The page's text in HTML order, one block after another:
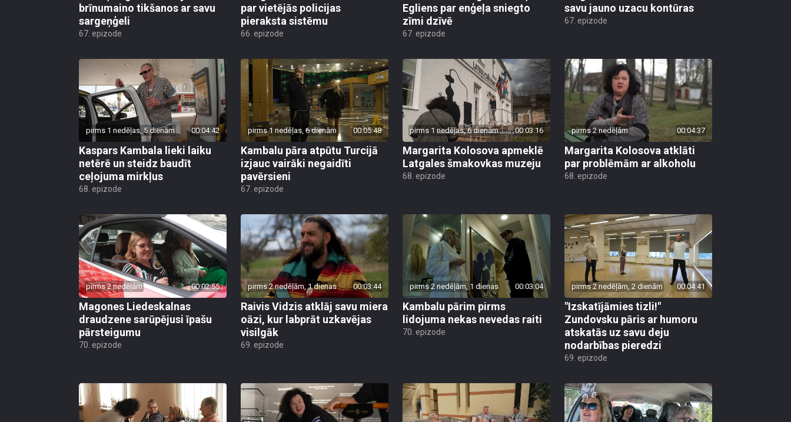
brīnumaino tikšanos ar savu
sargeņģeli
67. epizode
par vietējās policijas
pieraksta sistēmu
66. epizode
Egliens par enģeļa sniegto
zīmi dzīvē
67. epizode
savu jauno uzacu kontūras
67. epizode
pirms 1 nedēļas, 5 dienām 00:04:42
Kaspars Kambala lieki laiku
netērē un steidz baudīt
ceļojuma mirkļus
68. epizode
pirms 1 nedēļas, 6 dienām 00:05:48
Kambalu pāra atpūtu Turcijā
izjauc vairāki negaidīti
pavērsieni
67. epizode
pirms 1 nedēļas, 6 dienām 00:03:16
Margarita Kolosova apmeklē
Latgales šmakovkas muzeju
68. epizode
pirms 2 nedēļām 00:04:37
Margarita Kolosova atklāti
par problēmām ar alkoholu
68. epizode
pirms 2 nedēļām 00:02:55
Magones Liedeskalnas
draudzene sarūpējusi īpašu
pārsteigumu
70. epizode
pirms 2 nedēļām, 1 dienas 00:03:44
Raivis Vidzis atklāj savu miera
oāzi, kur labprāt uzkavējas
visilgāk
69. epizode
pirms 2 nedēļām, 1 dienas 00:03:04
Kambalu pārim pirms
lidojuma nekas nevedas raiti
70. epizode
pirms 2 nedēļām, 2 dienām 00:04:41
"Izskatījāmies tizli!"
Zundovsku pāris ar humoru
atskatās uz savu deju
nodarbības pieredzi
69. epizode